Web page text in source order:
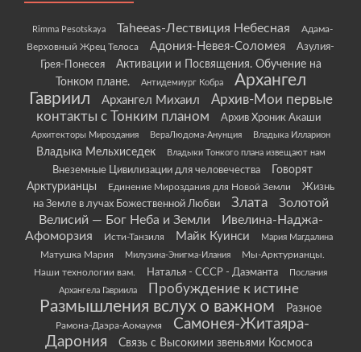
Rimma Pesotskaya Taheeas-Лествиция Небесная
Адама-
Верховный Жрец Телоса
Адония-Невея-Соломея
Азулия-
Грея-Понесея
Активации и Посвящения. Обучение на
Тонком плане.
Антидемиург Кобра
Архангел
Гавриил
Архангел Михаил
Архив-Мои первые
контакты с Тонким планом
Архив Хроник Акаши
Архитекторы Мироздания ВераЛюдома-Анунция Владыка Илларион
Владыка Мельхиседек Владыки Тонкого плана извещают нам
Внеземные Цивилизации для человечества
Говорят
Арктурианцы
Единение Мироздания для Новой Земли
Жизнь
на Земле в лучах Божественной Любви
Злата
Золотой
Велисий — Бог Неба и Земли
Ивелина-Наджа-
Афоморзия
Исти-Танзиля Майк Куинси Мария Магдалина
Матушка Мария Милузина-Энигма-Илания
Мы-Арктурианцы.
Наши технологии вам.
Наталья - СССР - Даэманта
Послания
Архангела Гавриила
Пробуждение к истине
Размышления вслух о важном Разное
Рамона-Даэра-Аомаумя
Самонея-Житаяра-
Дарония
Связь с Высокими звеньями Космоса